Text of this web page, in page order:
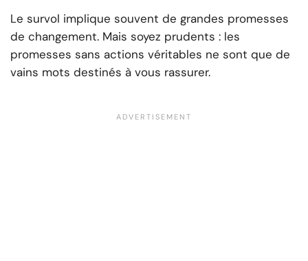
Le survol implique souvent de grandes promesses
de changement. Mais soyez prudents : les
promesses sans actions véritables ne sont que de
vains mots destinés à vous rassurer.